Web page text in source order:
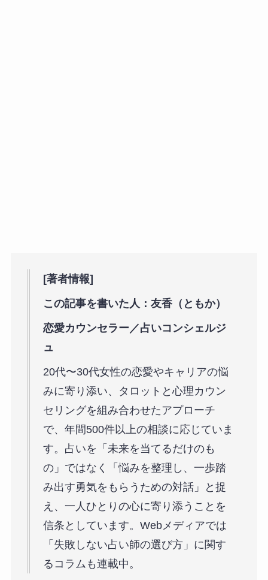
[著者情報]
この記事を書いた人：友香（ともか）
恋愛カウンセラー／占いコンシェルジ
ュ
20代〜30代女性の恋愛やキャリアの悩
みに寄り添い、タロットと心理カウン
セリングを組み合わせたアプローチ
で、年間500件以上の相談に応じていま
す。占いを「未来を当てるだけのも
の」ではなく「悩みを整理し、一歩踏
み出す勇気をもらうための対話」と捉
え、一人ひとりの心に寄り添うことを
信条としています。Webメディアでは
「失敗しない占い師の選び方」に関す
るコラムも連載中。